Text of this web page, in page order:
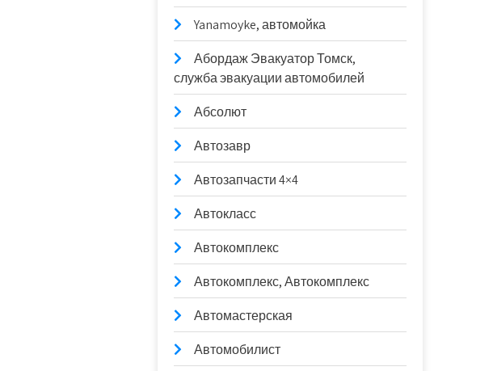
Yanamoyke, автомойка
Абордаж Эвакуатор Томск,
служба эвакуации автомобилей
Абсолют
Автозавр
Автозапчасти 4×4
Автокласс
Автокомплекс
Автокомплекс, Автокомплекс
Автомастерская
Автомобилист